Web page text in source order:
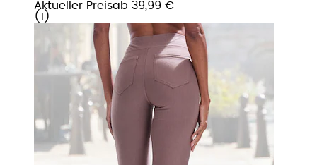
Aktueller Preisab 39,99 €
( 1 )